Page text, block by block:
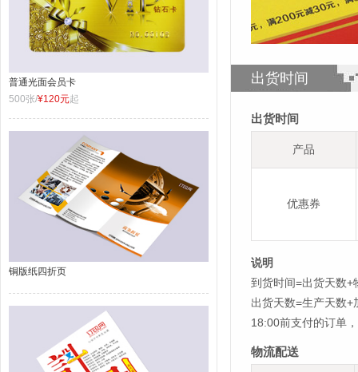
普通光面会员卡
500张/¥120元起
铜版纸四折页
出货时间
出货时间
产品
优惠券
说明
到货时间=出货天数+
出货天数=生产天数
18:00前支付的订单
物流配送